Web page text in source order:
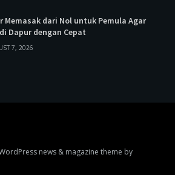
Memasak dari Nol untuk Pemula Agar
Dapur dengan Cepat
7, 2026
news & magazine theme by